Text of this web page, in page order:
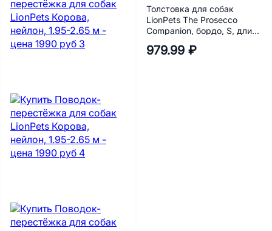
Толстовка для собак
LionPets The Prosecco
Companion, бордо, S, длина
979.99 ₽